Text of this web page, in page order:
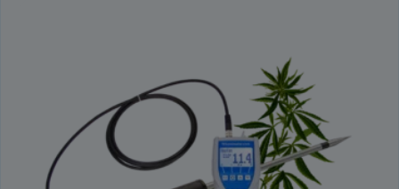
GLEICHGEWICHTSFEUCHTE
WASSERAKTIVITÄT
TROCKENSUBSTANZ
HEKTOLITERGEWICHT
TAUPUNKT